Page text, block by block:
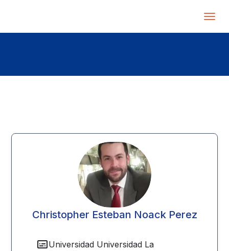
Christopher Esteban Noack Perez
Universidad Universidad La